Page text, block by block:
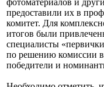
фотоматериалов и
предоставили их в
комитет. Для
итогов были
специалисты
по решению комиссии
победители и